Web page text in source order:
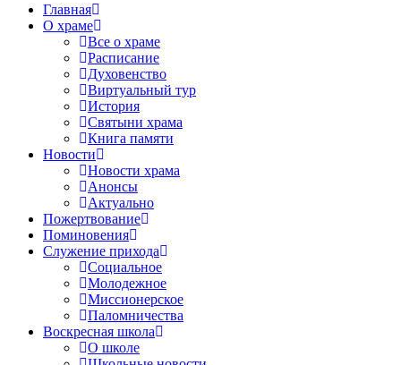
Главная
О храме
Все о храме
Расписание
Духовенство
Виртуальный тур
История
Святыни храма
Книга памяти
Новости
Новости храма
Анонсы
Актуально
Пожертвование
Поминовения
Служение прихода
Социальное
Молодежное
Миссионерское
Паломничества
Воскресная школа
О школе